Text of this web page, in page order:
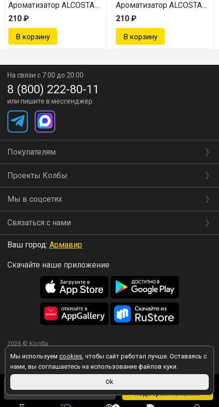
193 ₽
подберем похожий
Whisky Шотландский Виски, 30 мл
Ароматизатор ALCOSTAR Irish whisky Ирландский виски,
210 ₽
Ароматизатор ALCOSTAR
210 ₽
Мы используем cookies, чтобы сайт работал лучше. Оставаясь с
нами, вы соглашаетесь на использование файлов куки.
Ok
На связи с 7:00 до 20:00
8 (800) 222-80-11
или пишите в мессенджер:
Покупателям
Проекты Колбы
Мы в соцсетях
Связаться с нами
Ваш город: Армавир
Скачайте наше приложение
2026 © Колба
Вы принимаете условия политики в отношении обработки
персональных данных
любой форме обратной связи на сайте kolba.ru.